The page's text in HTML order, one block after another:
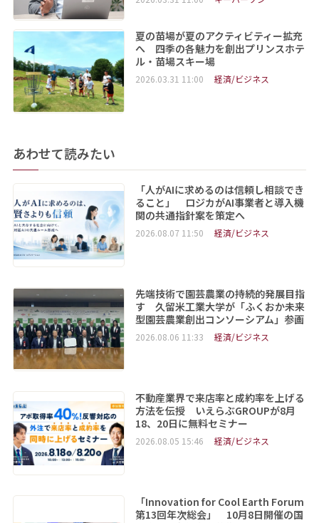
夏の苗場が夏のアクティビティー拡充
へ 四季の各魅力を創出プリンスホテ
ル・苗場スキー場
2026.03.31 11:00 経済/ビジネス
あわせて読みたい
「人がAIに求めるのは信頼し相談でき
ること」 ロジカがAI事業者と導入機
関の共通指針案を策定へ
2026.08.07 11:50 経済/ビジネス
先端技術で園芸農業の持続的発展目指
す 久留米工業大学が「ふくおか未来
型園芸農業創出コンソーシアム」参画
2026.08.06 11:33 経済/ビジネス
不動産業界で来店率と成約率を上げる
方法を伝授 いえらぶGROUPが8月
18、20日に無料セミナー
2026.08.05 15:46 経済/ビジネス
「Innovation for Cool Earth Forum
第13回年次総会」 10月8日開催の国